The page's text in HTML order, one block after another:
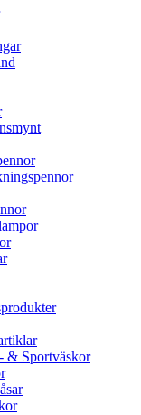
& Sportväskor